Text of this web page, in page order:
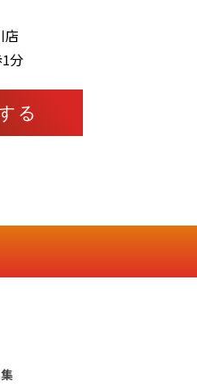
店
分
る